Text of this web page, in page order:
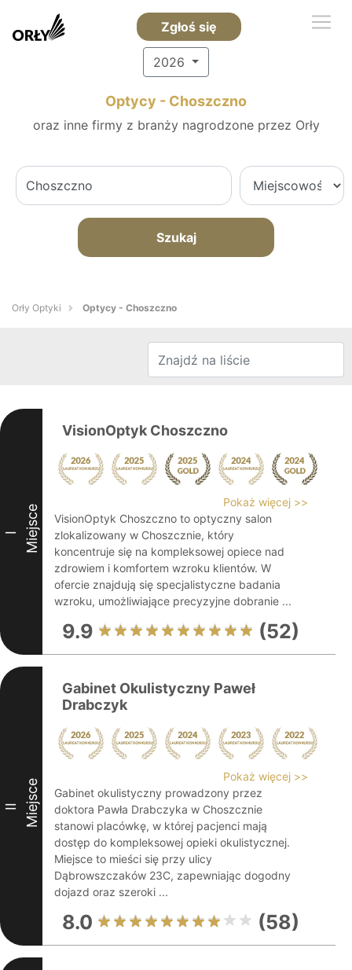
Zgłoś się
2026
Optycy - Choszczno
oraz inne firmy z branży nagrodzone przez Orły
Szukaj
Orły Optyki Optycy - Choszczno
I Miejsce
VisionOptyk Choszczno
Pokaż więcej >>
VisionOptyk Choszczno to optyczny salon
zlokalizowany w Choszcznie, który
koncentruje się na kompleksowej opiece nad
zdrowiem i komfortem wzroku klientów. W
ofercie znajdują się specjalistyczne badania
wzroku, umożliwiające precyzyjne dobranie ...
9.9 (52)
II Miejsce
Gabinet Okulistyczny Paweł
Drabczyk
Pokaż więcej >>
Gabinet okulistyczny prowadzony przez
doktora Pawła Drabczyka w Choszcznie
stanowi placówkę, w której pacjenci mają
dostęp do kompleksowej opieki okulistycznej.
Miejsce to mieści się przy ulicy
Dąbrowszczaków 23C, zapewniając dogodny
dojazd oraz szeroki ...
8.0 (58)